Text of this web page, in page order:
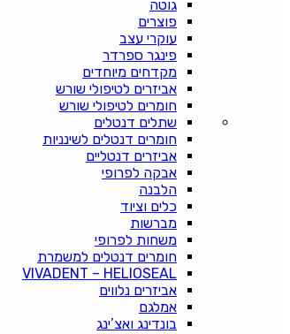
גוטה
פוצרים
עוקרי עצב
פינגר ספרדר
מקדחים מיוחדים
אביזרים לטיפולי שורש
חומרים לטיפולי שורש
שתלים דנטלים
חומרים דנטלים לשינניות
אביזרים דנטליים
אבקה לפרופי
הלבנה
כלים וציוד
מברשות
משחות לפרופי
חומרים דנטלים למשמרת
VIVADENT – HELIOSEAL
אביזרים נלווים
אמלגם
בונדינג ואצ’ינג